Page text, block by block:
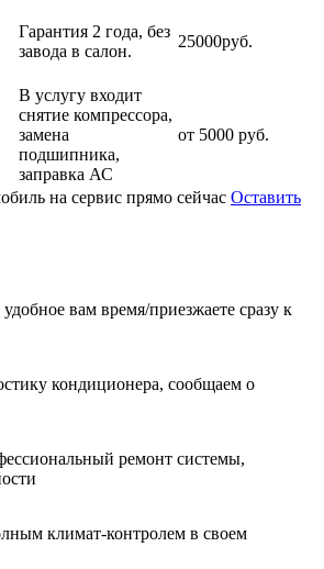
Гарантия 2 года, без
завода в салон.
25000руб.
В услугу входит
снятие компрессора,
замена
подшипника,
заправка АС
от 5000 руб.
на сервис прямо сейчас Оставить
вам время/приезжаете сразу к
кондиционера, сообщаем о
ремонт системы,
климат-контролем в своем